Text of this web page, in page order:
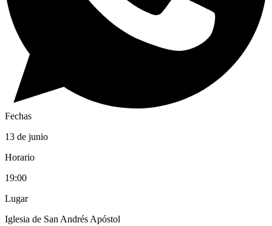
Fechas
13 de junio
Horario
19:00
Lugar
Iglesia de San Andrés Apóstol